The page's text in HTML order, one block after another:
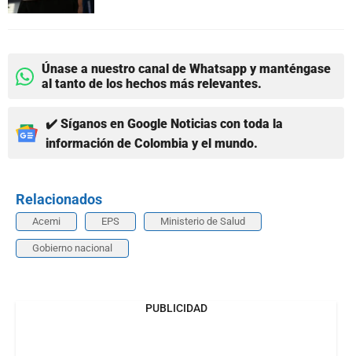
Únase a nuestro canal de Whatsapp y manténgase
al tanto de los hechos más relevantes.
✔️ Síganos en Google Noticias con toda la
información de Colombia y el mundo.
Relacionados
Acemi EPS Ministerio de Salud
Gobierno nacional
PUBLICIDAD